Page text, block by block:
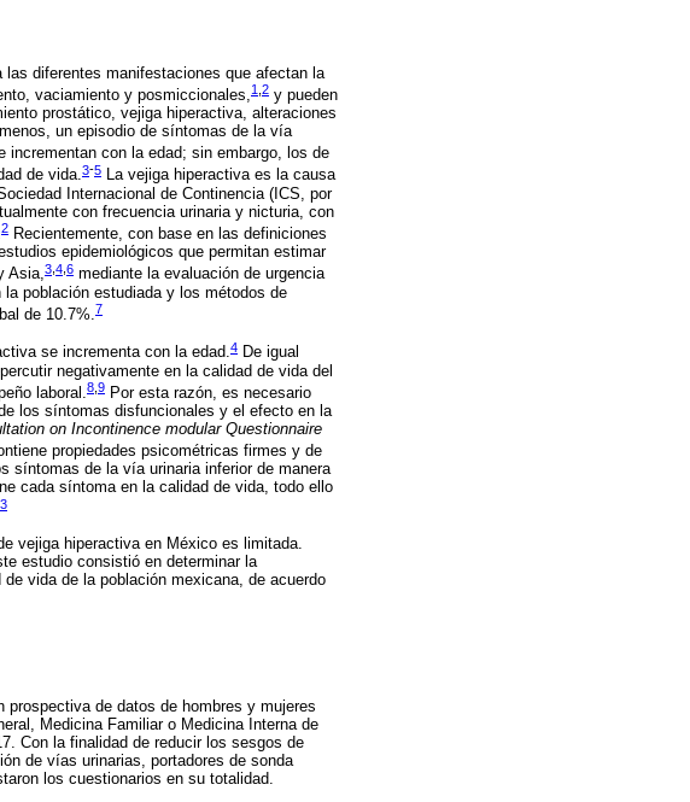
las diferentes manifestaciones que afectan la
vaciamiento y posmiccionales,1 2 y pueden
prostático, vejiga hiperactiva, alteraciones
un episodio de síntomas de la vía
con la edad; sin embargo, los de
de vida.3-5 La vejiga hiperactiva es la causa
Internacional de Continencia (ICS, por
con frecuencia urinaria y nicturia, con
2 Recientemente, con base en las definiciones
epidemiológicos que permitan estimar
Asia,3 4 6 mediante la evaluación de urgencia
población estudiada y los métodos de
de 10.7%. 7
se incrementa con la edad.4 De igual
negativamente en la calidad de vida del
laboral. 8 9 Por esta razón, es necesario
los síntomas disfuncionales y el efecto en la
on Incontinence modular Questionnaire
propiedades psicométricas firmes y de
síntomas de la vía urinaria inferior de manera
cada síntoma en la calidad de vida, todo ello
vejiga hiperactiva en México es limitada.
estudio consistió en determinar la
vida de la población mexicana, de acuerdo
de datos de hombres y mujeres
Medicina Familiar o Medicina Interna de
Con la finalidad de reducir los sesgos de
de vías urinarias, portadores de sonda
los cuestionarios en su totalidad.